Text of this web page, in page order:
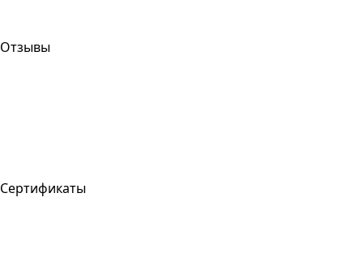
Отзывы
Сертификаты